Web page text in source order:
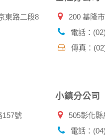
識別資料：
為違反本公司旗下網站的
的帳號資料。若您有相關
！
人讀取您的個人資料。
東路二段8
200 基隆
電話：
傳真：
157號
小鎮分公司
505彰化
電話：